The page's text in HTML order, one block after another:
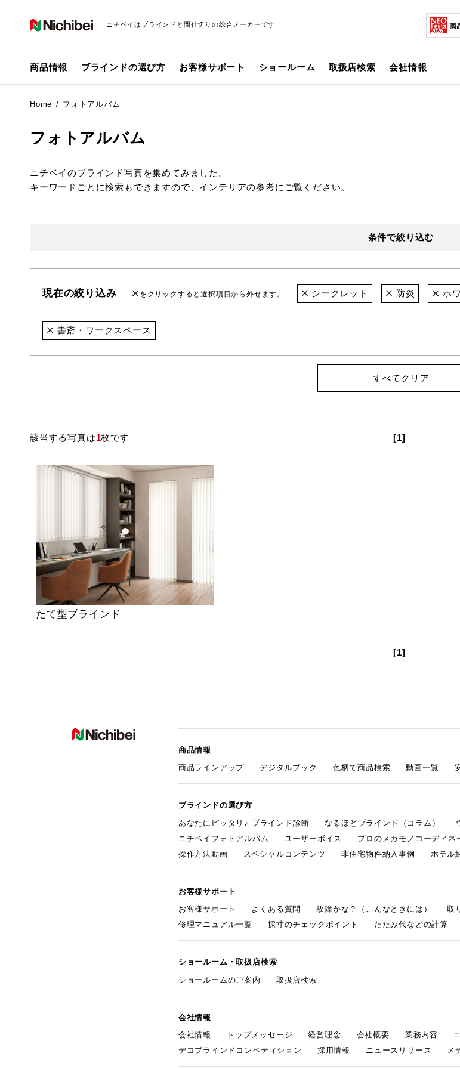
ニチベイはブラインドと間仕切りの総合メーカーです
商品情報 ブラインドの選び方 お客様サポート ショールーム 取扱店検索 会社情報
Home フォトアルバム
フォトアルバム
ニチベイのブラインド写真を集めてみました。
キーワードごとに検索もできますので、インテリアの参考にご覧ください。
条件で絞り込む
現在の絞り込み をクリックすると選択項目から外せます。 シークレット 防炎 ホ
書斎・ワークスペース
すべてクリア
該当する写真は1枚です [1]
たて型ブラインド
[1]
商品情報
商品ラインアップ
デジタルブック 色柄で商品検索 動画一覧
ブラインドの選び方
あなたにピッタリ♪ ブラインド診断
なるほどブラインド（コラム）
ニチベイフォトアルバム
ユーザーボイス プロのメカモノコーディネ
操作方法動画
スペシャルコンテンツ 非住宅物件納入事例 ホテル
お客様サポート
お客様サポート
よくある質問 故障かな？（こんなときには） 取
修理マニュアル一覧
採寸のチェックポイント たたみ代などの計算
ショールーム・取扱店検索
ショールームのご案内
取扱店検索
会社情報
会社情報
トップメッセージ 経営理念 会社概要 業務内容
デコブラインドコンペティション
採用情報 ニュースリリース メ